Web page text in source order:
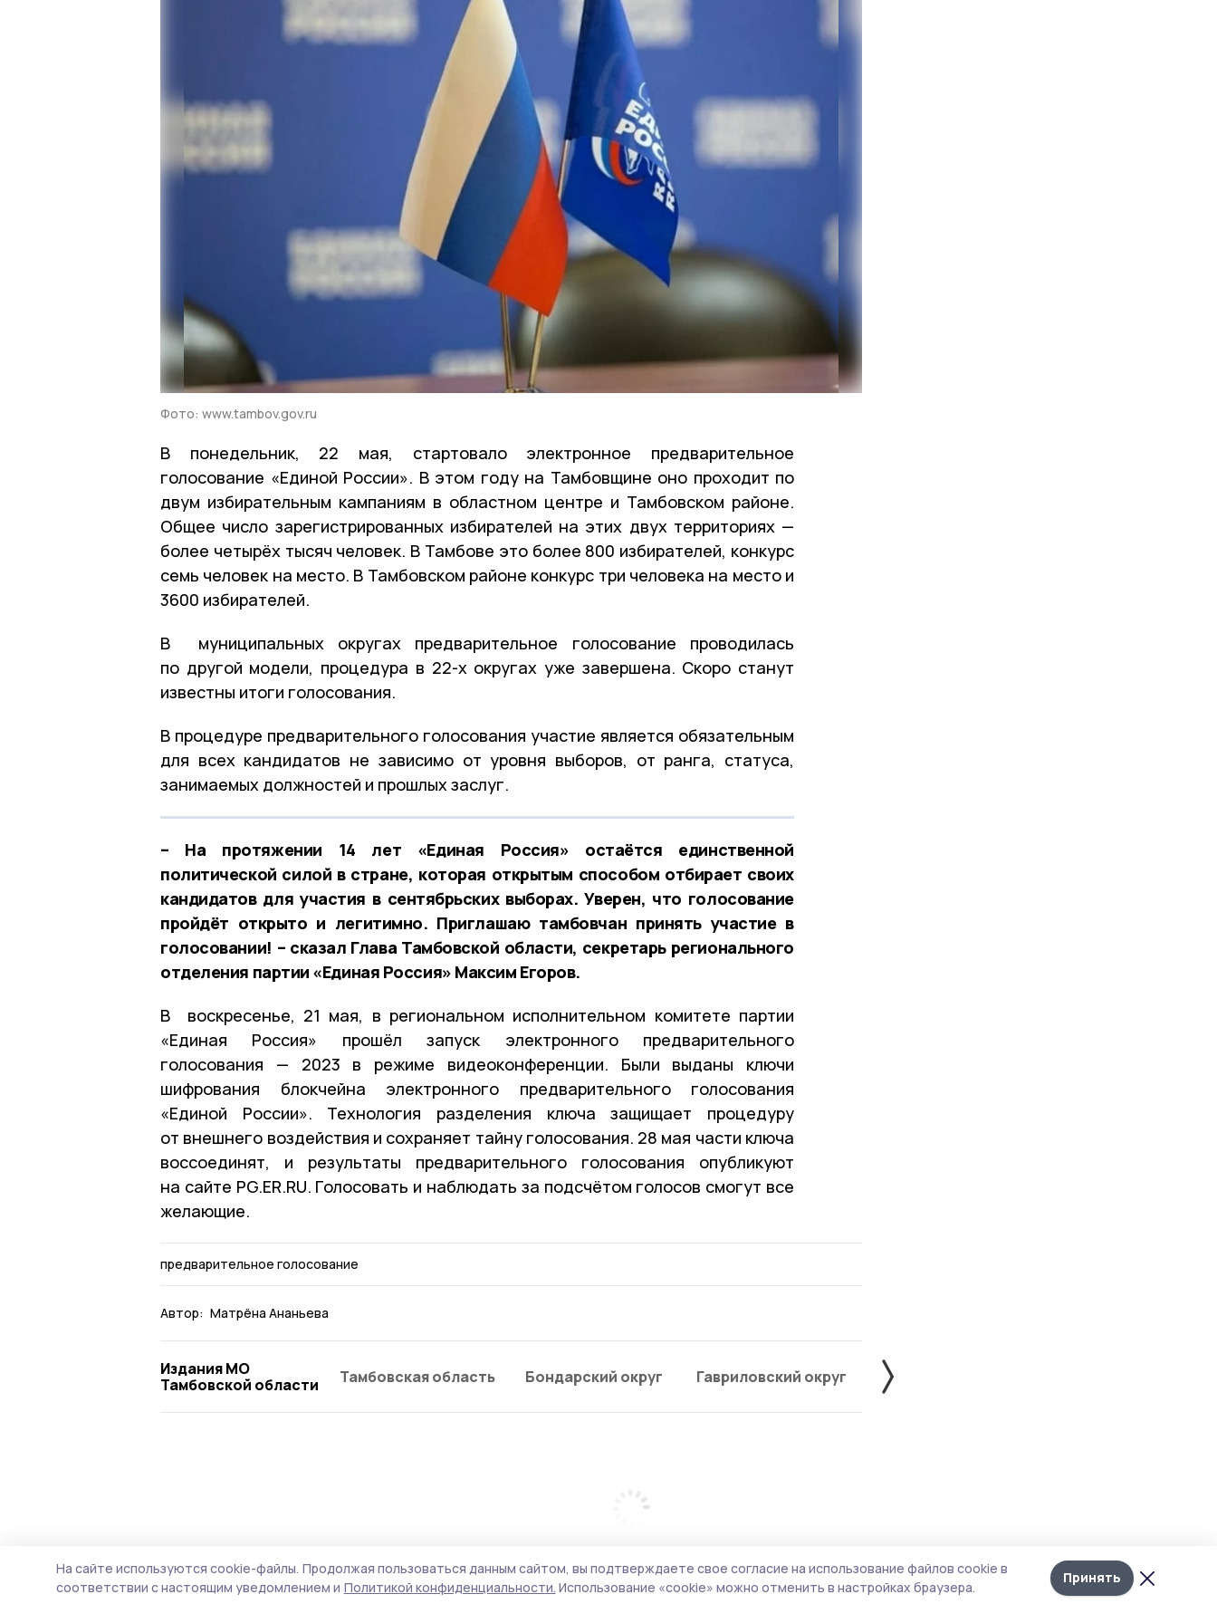
Лента
новостей
Фото: www.tambov.gov.ru
В понедельник, 22 мая, стартовало электронное предварительное
голосование «Единой России». В этом году на Тамбовщине оно проходит по
двум избирательным кампаниям в областном центре и Тамбовском районе.
Общее число зарегистрированных избирателей на этих двух территориях —
более четырёх тысяч человек. В Тамбове это более 800 избирателей, конкурс
семь человек на место. В Тамбовском районе конкурс три человека на место и
3600 избирателей.
В муниципальных округах предварительное голосование проводилась
по другой модели, процедура в 22-х округах уже завершена. Скоро станут
известны итоги голосования.
В процедуре предварительного голосования участие является обязательным
для всех кандидатов не зависимо от уровня выборов, от ранга, статуса,
занимаемых должностей и прошлых заслуг.
– На протяжении 14 лет «Единая Россия» остаётся единственной
политической силой в стране, которая открытым способом отбирает своих
кандидатов для участия в сентябрьских выборах. Уверен, что голосование
пройдёт открыто и легитимно. Приглашаю тамбовчан принять участие в
голосовании! – сказал Глава Тамбовской области, секретарь регионального
отделения партии «Единая Россия» Максим Егоров.
В воскресенье, 21 мая, в региональном исполнительном комитете партии
«Единая Россия» прошёл запуск электронного предварительного
голосования — 2023 в режиме видеоконференции. Были выданы ключи
шифрования блокчейна электронного предварительного голосования
«Единой России». Технология разделения ключа защищает процедуру
от внешнего воздействия и сохраняет тайну голосования. 28 мая части ключа
воссоединят, и результаты предварительного голосования опубликуют
на сайте PG.ER.RU. Голосовать и наблюдать за подсчётом голосов смогут все
желающие.
предварительное голосование
Автор: Матрёна Ананьева
Издания МО
Тамбовской области
Тамбовская область Бондарский округ Гавриловский округ Жердевский округ
На сайте используются cookie-файлы. Продолжая пользоваться данным сайтом, вы подтверждаете свое согласие на использование файлов cookie в
соответствии с настоящим уведомлением и Политикой конфиденциальности. Использование «cookie» можно отменить в настройках браузера.
Принять